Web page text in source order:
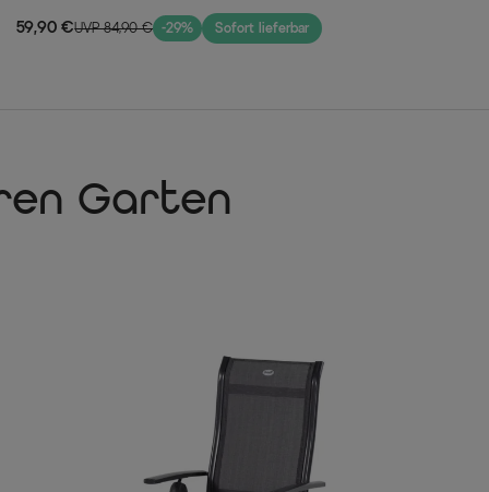
70% PVC, 30% Polyester
witterungsbeständig, nachhaltig
59,90 €UVP 84,90 € -29% Sofort lieferbar
Garten